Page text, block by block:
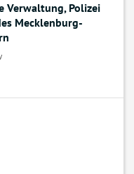
Verwaltung, Polizei
Mecklenburg-